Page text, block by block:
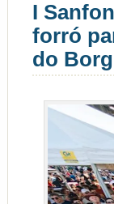
I
forró
do